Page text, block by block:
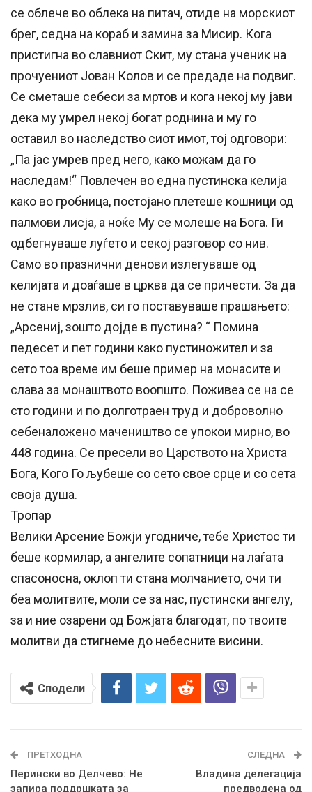
се облече во облека на питач, отиде на морскиот
брег, седна на кораб и замина за Мисир. Кога
пристигна во славниот Скит, му стана ученик на
прочуениот Јован Колов и се предаде на подвиг.
Се сметаше себеси за мртов и кога некој му јави
дека му умрел некој богат роднина и му го
оставил во наследство сиот имот, тој одговори:
„Па јас умрев пред него, како можам да го
наследам!“ Повлечен во една пустинска келија
како во гробница, постојано плетеше кошници од
палмови лисја, а ноќе Му се молеше на Бога. Ги
одбегнуваше луѓето и секој разговор со нив.
Само во празнични денови излегуваше од
келијата и доаѓаше в црква да се причести. За да
не стане мрзлив, си го поставуваше прашањето:
„Арсениј, зошто дојде в пустина? “ Помина
педесет и пет години како пустиножител и за
сето тоа време им беше пример на монасите и
слава за монаштвото воопшто. Поживеа се на се
сто години и по долготраен труд и доброволно
себеналожено мачеништво се упокои мирно, во
448 година. Се пресели во Царството на Христа
Бога, Кого Го љубеше со сето свое срце и со сета
своја душа.
Тропар
Велики Арсение Божји угодниче, тебе Христос ти
беше кормилар, а ангелите сопатници на лаѓата
спасоносна, оклоп ти стана молчанието, очи ти
беа молитвите, моли се за нас, пустински ангелу,
за и ние озарени од Божјата благодат, по твоите
молитви да стигнеме до небесните висини.
Сподели
ПРЕТХОДНА
Перински во Делчево: Не
запира поддршката за
СЛЕДНА
Владина делегација
предводена од